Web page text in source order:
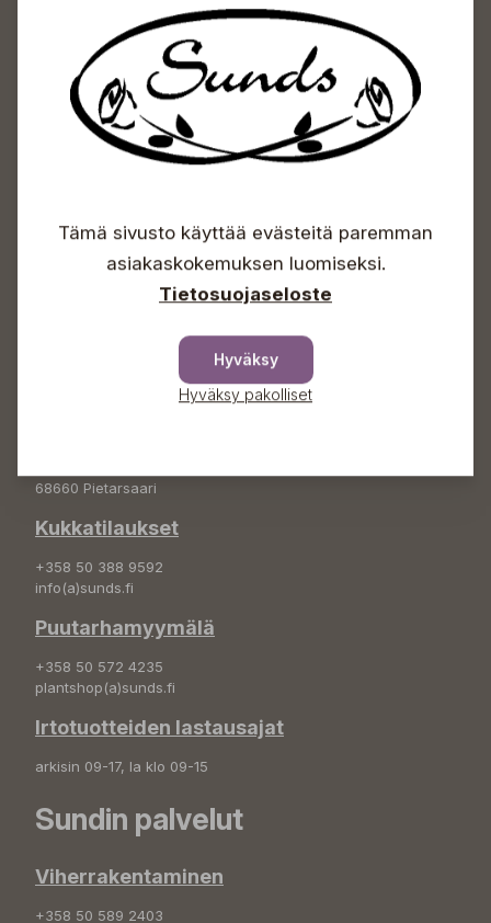
Sundin Puutarhakeskus
Arkisin 09-18
Sunnuntaisin Itsepalvelu
Info & vaihde
68660 Pietarsaari
Kukkatilaukset
+358 50 388 9592
info(a)sunds.fi
Puutarhamyymälä
+358 50 572 4235
plantshop(a)sunds.fi
Irtotuotteiden lastausajat
arkisin 09-17, la klo 09-15
Sundin palvelut
Viherrakentaminen
+358 50 589 2403
Tämä sivusto käyttää evästeitä paremman
asiakaskokemuksen luomiseksi.
Tietosuojaseloste
Hyväksy
Hyväksy pakolliset